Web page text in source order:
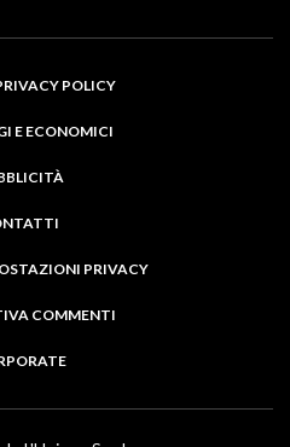
POLICY
E ECONOMICI
PRIVACY
COMMENTI